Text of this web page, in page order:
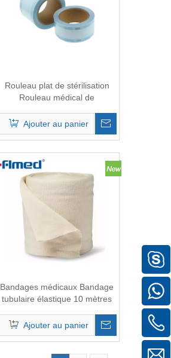
Rouleau plat de stérilisation
Rouleau médical de
Ajouter au panier
Bandages médicaux Bandage
tubulaire élastique 10 mètres
Ajouter au panier